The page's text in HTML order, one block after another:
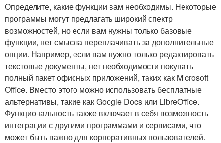
Определите, какие функции вам необходимы. Некоторые
программы могут предлагать широкий спектр
возможностей, но если вам нужны только базовые
функции, нет смысла переплачивать за дополнительные
опции. Например, если вам нужно только редактировать
текстовые документы, нет необходимости покупать
полный пакет офисных приложений, таких как Microsoft
Office. Вместо этого можно использовать бесплатные
альтернативы, такие как Google Docs или LibreOffice.
Функциональность также включает в себя возможность
интеграции с другими программами и сервисами, что
может быть важно для корпоративных пользователей.